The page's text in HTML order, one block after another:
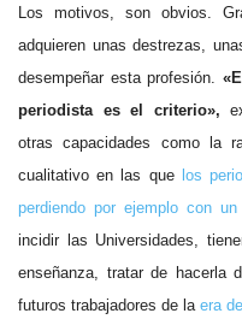
Los motivos, son obvios.
adquieren unas destrezas,
desempeñar esta profesión.
periodista es el criterio»,
otras capacidades como la
cualitativo en las que los
perdiendo por ejemplo con un
incidir las Universidades,
enseñanza, tratar de hacerla
futuros trabajadores de la era